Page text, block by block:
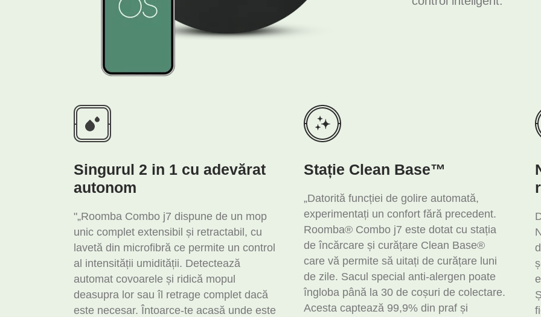
Singurul 2 in 1 cu adevărat
autonom
"„Roomba Combo j7 dispune de un mop
unic complet extensibil și retractabil, cu
lavetă din microfibră ce permite un control
al intensității umidității. Detectează
automat covoarele și ridică mopul
deasupra lor sau îl retrage complet dacă
este necesar. Întoarce-te acasă unde este
Stație Clean Base™
„Datorită funcției de golire automată,
experimentați un confort fără precedent.
Roomba® Combo j7 este dotat cu stația
de încărcare și curățare Clean Base®
care vă permite să uitați de curățare luni
de zile. Sacul special anti-alergen poate
îngloba până la 30 de coșuri de colectare.
Acesta captează 99,9% din praf și